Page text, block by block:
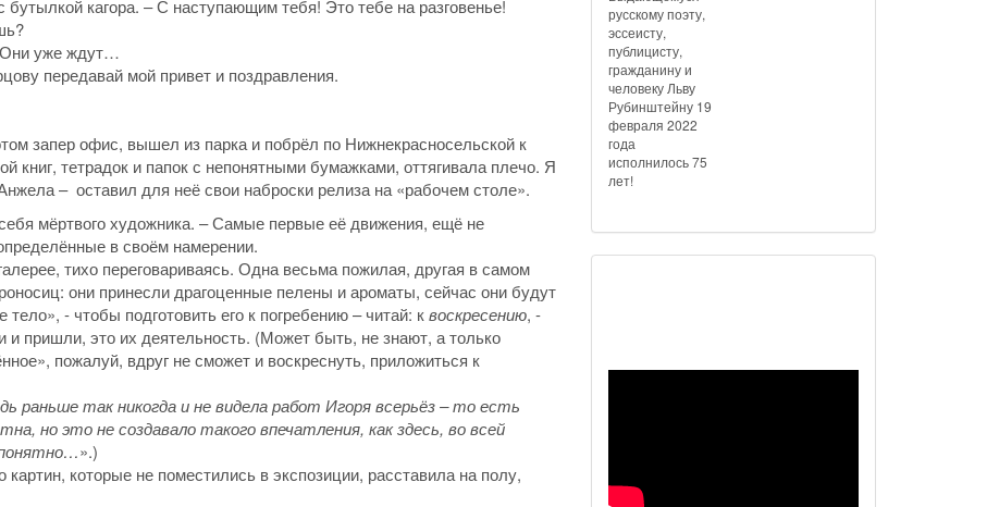
кагора. – С наступающим тебя! Это тебе на разговенье!
Они уже ждут…
передавай мой привет и поздравления.
запер офис, вышел из парка и побрёл по Нижнекрасносельской к
книг, тетрадок и папок с непонятными бумажками, оттягивала плечо. Я
– оставил для неё свои наброски релиза на «рабочем столе».
мёртвого художника. – Самые первые её движения, ещё не
в своём намерении.
тихо переговариваясь. Одна весьма пожилая, другая в самом
они принесли драгоценные пелены и ароматы, сейчас они будут
- чтобы подготовить его к погребению – читай: квоскресению, -
и пришли, это их деятельность. (Может быть, не знают, а только
пожалуй, вдруг не сможет и воскреснуть, приложиться к
раньше так никогда и не видела работ Игоря всерьёз – то есть
но это не создавало такого впечатления, как здесь, во всей
».)
которые не поместились в экспозиции, расставила на полу,
русскому поэту,
эссеисту,
публицисту,
гражданину и
человеку Льву
Рубинштейну 19
февраля 2022
года
исполнилось 75
лет!